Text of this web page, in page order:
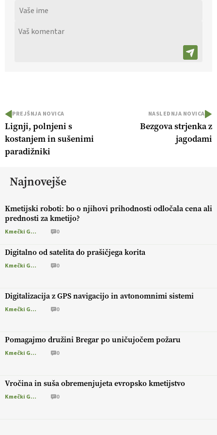
PREJŠNJA NOVICA
Lignji, polnjeni s
kostanjem in sušenimi
paradižniki
NASLEDNJA NOVICA
Bezgova strjenka z
jagodami
Najnovejše
Kmetijski roboti: bo o njihovi prihodnosti odločala cena ali
prednosti za kmetijo?
Kmečki Glas 0
Digitalno od satelita do prašičjega korita
Kmečki Glas 0
Digitalizacija z GPS navigacijo in avtonomnimi sistemi
Kmečki Glas 0
Pomagajmo družini Bregar po uničujočem požaru
Kmečki Glas 0
Vročina in suša obremenjujeta evropsko kmetijstvo
Kmečki Glas 0